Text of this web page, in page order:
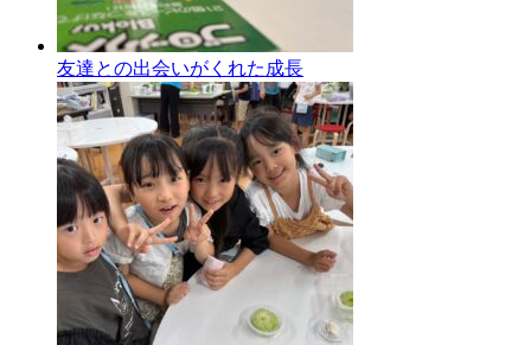
友達との出会いがくれた成長